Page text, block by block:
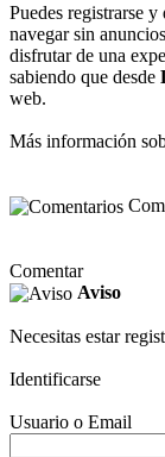
Puedes registrarse
navegar sin
disfrutar de una
sabiendo que desde
web.
Más información
Comentar
Aviso
Necesitas estar
Identificarse
Usuario o Email